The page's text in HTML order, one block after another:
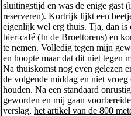
sluitingstijd en was de enige gast
reserveren). Kortrijk lijkt een
eigenlijk wel erg thuis. Tja, dan is
bier-café (In de Broeltorens) en
te nemen. Volledig tegen mijn
en hoopte maar dat dit niet tegen
Na thuiskomst nog even gelezen
de volgende middag en niet
houden. Na een standaard
geworden en mij gaan
verslag, het artikel van de 800